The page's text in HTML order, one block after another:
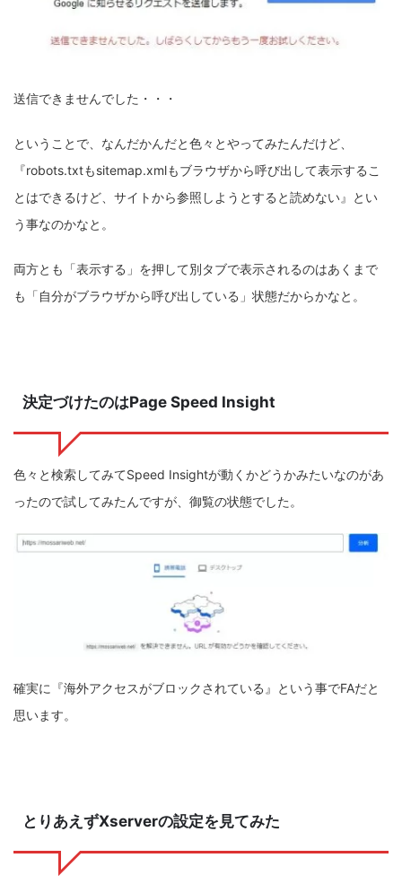
送信できませんでした・・・
ということで、なんだかんだと色々とやってみたんだけど、
『robots.txtもsitemap.xmlもブラウザから呼び出して表示するこ
とはできるけど、サイトから参照しようとすると読めない』とい
う事なのかなと。
両方とも「表示する」を押して別タブで表示されるのはあくまで
も「自分がブラウザから呼び出している」状態だからかなと。
決定づけたのはPage Speed Insight
色々と検索してみてSpeed Insightが動くかどうかみたいなのがあ
ったので試してみたんですが、御覧の状態でした。
確実に『海外アクセスがブロックされている』という事でFAだと
思います。
とりあえずXserverの設定を見てみた